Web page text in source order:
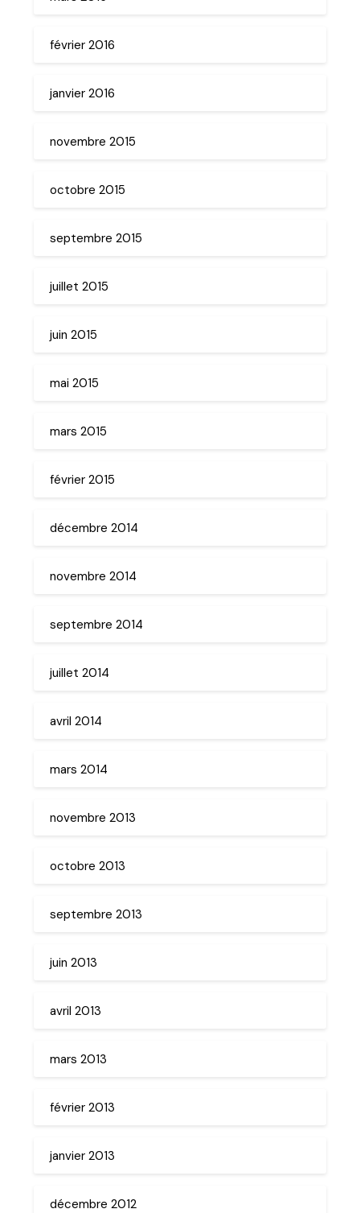
février 2016
janvier 2016
novembre 2015
octobre 2015
septembre 2015
juillet 2015
juin 2015
mai 2015
mars 2015
février 2015
décembre 2014
novembre 2014
septembre 2014
juillet 2014
avril 2014
mars 2014
novembre 2013
octobre 2013
septembre 2013
juin 2013
avril 2013
mars 2013
février 2013
janvier 2013
décembre 2012